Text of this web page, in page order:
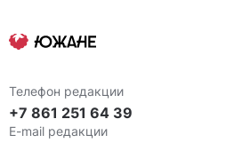
Телефон редакции
+7 861 251 64 39
E-mail редакции